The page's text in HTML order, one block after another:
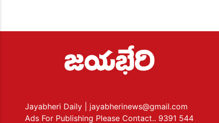
Jayabheri Daily
| jayabherinews@gmail.com
Ads For Publishing Please Contact.. 9391 544